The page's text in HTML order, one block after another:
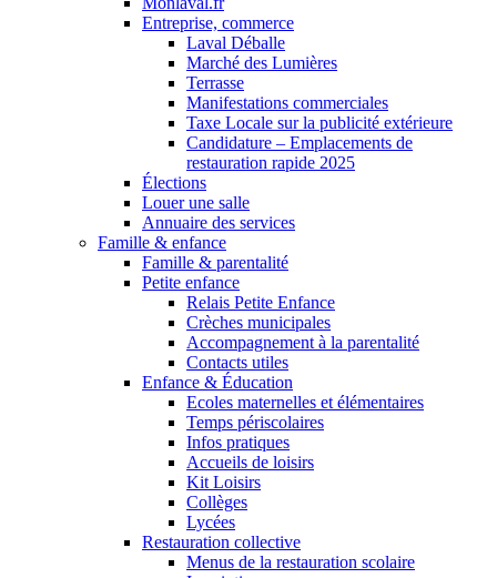
Entreprise, commerce
Laval Déballe
Marché des Lumières
Terrasse
Manifestations commerciales
Taxe Locale sur la publicité extérieure
Candidature – Emplacements de
restauration rapide 2025
Élections
Louer une salle
Annuaire des services
Famille & enfance
Famille & parentalité
Petite enfance
Relais Petite Enfance
Crèches municipales
Accompagnement à la parentalité
Contacts utiles
Enfance & Éducation
Ecoles maternelles et élémentaires
Temps périscolaires
Infos pratiques
Accueils de loisirs
Kit Loisirs
Collèges
Lycées
Restauration collective
Menus de la restauration scolaire